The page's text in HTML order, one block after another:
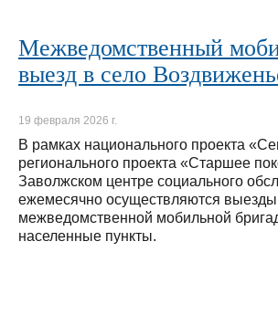
Межведомственный
выезд в село
19 февраля 2026 г.
В рамках национального проекта
регионального проекта «Старшее
Заволжском центре социального
ежемесячно осуществляются выезды
межведомственной мобильной
населенные пункты.